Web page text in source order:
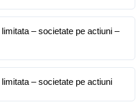
– societate pe actiuni –
– societate pe actiuni